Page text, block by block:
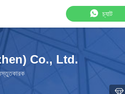
চ্যাট
Co., Ltd.